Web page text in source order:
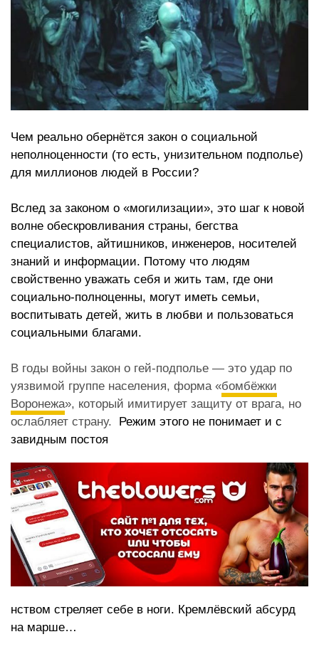
Чем реально обернётся закон о социальной
неполноценности (то есть, унизительном подполье)
для миллионов людей в России?
Вслед за законом о «могилизации», это шаг к новой
волне обескровливания страны, бегства
специалистов, айтишников, инженеров, носителей
знаний и информации. Потому что людям
свойственно уважать себя и жить там, где они
социально-полноценны, могут иметь семьи,
воспитывать детей, жить в любви и пользоваться
социальными благами.
В годы войны закон о гей-подполье — это удар по
уязвимой группе населения, форма «бомбёжки
Воронежа», который имитирует защиту от врага, но
ослабляет страну.
Режим этого не понимает и с
завидным постоя
нством стреляет себе в ноги. Кремлёвский абсурд
на марше…